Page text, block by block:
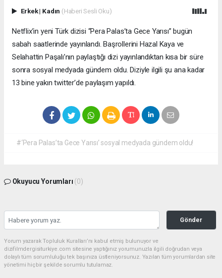
Erkek| Kadın (Haberi Sesli Oku)
Netflix’in yeni Türk dizisi “Pera Palas’ta Gece Yarısı” bugün
sabah saatlerinde yayınlandı. Başrollerini Hazal Kaya ve
Selahattin Paşalı’nın paylaştığı dizi yayınlandıktan kısa bir süre
sonra sosyal medyada gündem oldu. Diziyle ilgili şu ana kadar
13 bine yakın twitter’de paylaşım yapıldı.
#‘Pera Palas’ta Gece Yarısı’ sosyal medyada gündem oldu!
Okuyucu Yorumları (0)
Gönder
Yorum yazarak Topluluk Kuralları’nı kabul etmiş bulunuyor ve
dizifilmdergisiturkiye.com sitesine yaptığınız yorumunuzla ilgili doğrudan veya
dolaylı tüm sorumluluğu tek başınıza üstleniyorsunuz. Yazılan tüm yorumlardan site
yönetimi hiçbir şekilde sorumlu tutulamaz.